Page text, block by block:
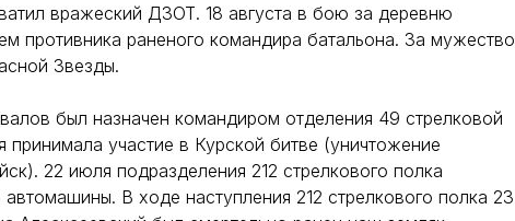
вражеский ДЗОТ. 18 августа в бою за деревню
противника раненого командира батальона. За мужество
Звезды.
был назначен командиром отделения 49 стрелковой
участие в Курской битве (уничтожение
22 июля подразделения 212 стрелкового полка
В ходе наступления 212 стрелкового полка 23